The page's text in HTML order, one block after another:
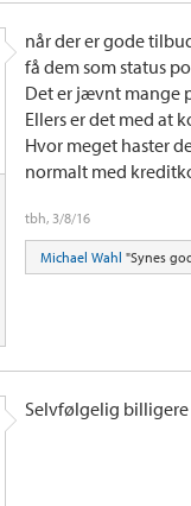
når der er gode
få dem som status
Det er jævnt mange
Ellers er det med at
Hvor meget haster
normalt med
tbh, 3/8/16
Michael Wahl "Synes
Selvfølgelig